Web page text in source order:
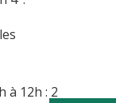
à 12h : 2